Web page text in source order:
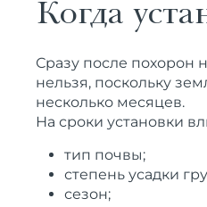
Когда
Сразу после похорон
нельзя, поскольку
несколько месяцев.
На сроки установки
тип почвы;
степень усадки
сезон;